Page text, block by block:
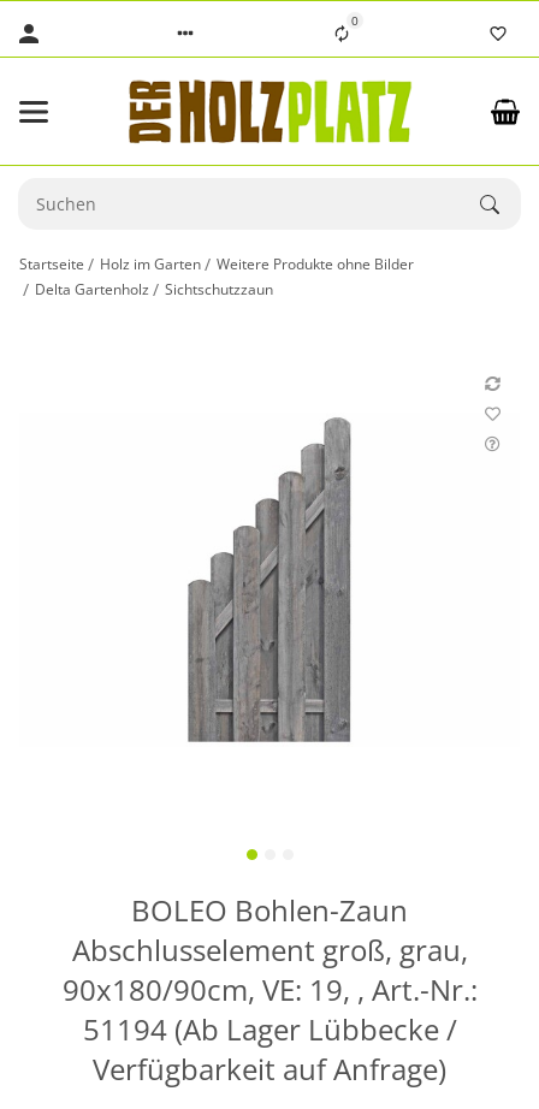
0
Startseite Holz im Garten
Weitere Produkte ohne Bilder
Delta Gartenholz
Sichtschutzzaun
BOLEO Bohlen-Zaun
Abschlusselement groß, grau,
90x180/90cm, VE: 19, , Art.-Nr.:
51194 (Ab Lager Lübbecke /
Verfügbarkeit auf Anfrage)